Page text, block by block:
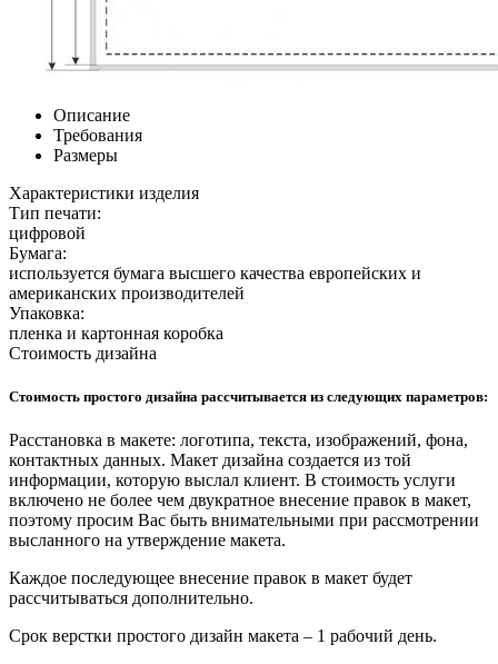
Описание
Требования
Размеры
Характеристики изделия
Тип печати:
цифровой
Бумага:
используется бумага высшего качества европейских и
американских производителей
Упаковка:
пленка и картонная коробка
Стоимость дизайна
Стоимость простого дизайна рассчитывается из следующих параметров:
Расстановка в макете: логотипа, текста, изображений, фона,
контактных данных. Макет дизайна создается из той
информации, которую выслал клиент. В стоимость услуги
включено не более чем двукратное внесение правок в макет,
поэтому просим Вас быть внимательными при рассмотрении
высланного на утверждение макета.
Каждое последующее внесение правок в макет будет
рассчитываться дополнительно.
Срок верстки простого дизайн макета – 1 рабочий день.